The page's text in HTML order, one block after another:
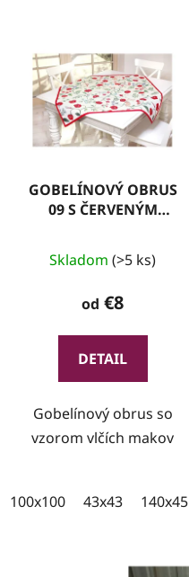
GOBELÍNOVÝ OBRUS
09 S ČERVENÝM
Skladom (>5 ks)
od €8
DETAIL
Gobelínový obrus so
vzorom vlčích makov
100x100 43x43 140x45